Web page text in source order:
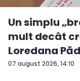
07 august 2026, 14:10
Un simplu
mult decât
Loredana